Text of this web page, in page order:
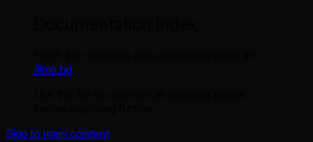
/llms.txt
Skip to main content